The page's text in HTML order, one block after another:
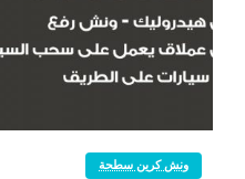
ونش كرين سطحة